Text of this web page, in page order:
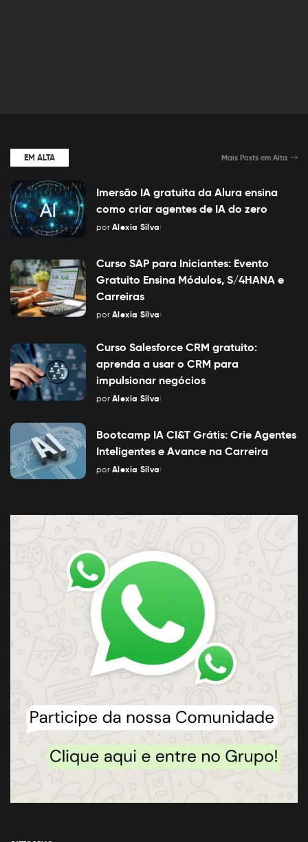
EM ALTA Mais Posts em Alta
Imersão IA gratuita da Alura ensina
como criar agentes de IA do zero
Posted
por Alexia Silva
Curso SAP para Iniciantes: Evento
Gratuito Ensina Módulos, S/4HANA e
Carreiras
Posted
por Alexia Silva
Curso Salesforce CRM gratuito:
aprenda a usar o CRM para
impulsionar negócios
Posted
por Alexia Silva
Bootcamp IA CI&T Grátis: Crie Agentes
Inteligentes e Avance na Carreira
Posted
por Alexia Silva